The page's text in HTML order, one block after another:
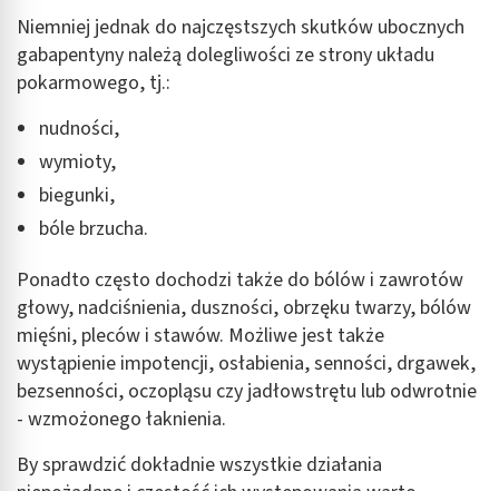
Niemniej jednak do najczęstszych skutków ubocznych
gabapentyny należą dolegliwości ze strony układu
pokarmowego, tj.:
nudności,
wymioty,
biegunki,
bóle brzucha.
Ponadto często dochodzi także do bólów i zawrotów
głowy, nadciśnienia, duszności, obrzęku twarzy, bólów
mięśni, pleców i stawów. Możliwe jest także
wystąpienie impotencji, osłabienia, senności, drgawek,
bezsenności, oczopląsu czy jadłowstrętu lub odwrotnie
- wzmożonego łaknienia.
By sprawdzić dokładnie wszystkie działania
wyboru reklam
Tworzenie profili w celu spersonalizowanych
reklam
Wykorzystanie profili do wyboru
spersonalizowanych reklam
Tworzenie profili w celu personalizacji treści
Wykorzystywanie profili w celu doboru
Pomiar efektywności reklam
Pomiar efektywności treści
Rozumienie odbiorców dzięki statystyce lub
kombinacji danych z różnych źródeł
Rozwój i ulepszanie usług